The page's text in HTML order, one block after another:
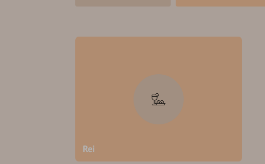
Rei